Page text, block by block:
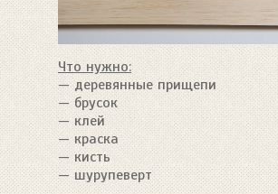
Что нужно:
— деревянные прищепи
— брусок
— клей
— краска
— кисть
— шурупеверт